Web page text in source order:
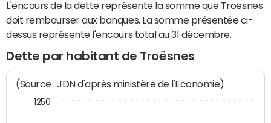
L'encours de la dette représente la somme que Troësnes
doit rembourser aux banques. La somme présentée ci-
dessus représente l'encours total au 31 décembre.
Dette par habitant de Troësnes
(Source : JDN d'après ministère de l'Economie)
1250